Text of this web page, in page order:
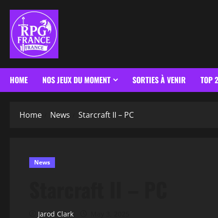
HOME NOS JEUX DU MOMENT SORTIES À VENIR TOP
Home News Starcraft II – PC
News
Jarod Clark